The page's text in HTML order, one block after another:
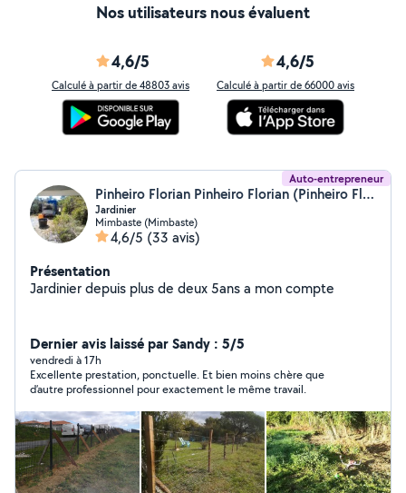
Nos utilisateurs nous évaluent
4,6/5
Calculé à partir de 48803 avis
4,6/5
Calculé à partir de 66000 avis
Auto-entrepreneur
Pinheiro Florian Pinheiro Florian (Pinheiro Florian)
Jardinier
Mimbaste (Mimbaste)
4,6/5 (33 avis)
Présentation
Jardinier depuis plus de deux 5ans a mon compte
Dernier avis laissé par Sandy : 5/5
vendredi à 17h
Excellente prestation, ponctuelle. Et bien moins chère que
d’autre professionnel pour exactement le même travail.